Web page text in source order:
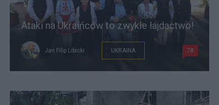
Ataki na Ukraińców to zwykłe łajdactwo!
Jan Filip Libicki UKRAINA 78